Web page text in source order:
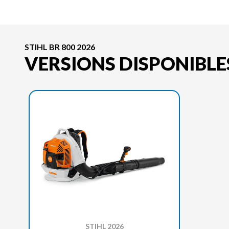
STIHL BR 800 2026
VERSIONS
STIHL 2026